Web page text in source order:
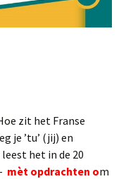
zit het Franse
je ’tu’ (jij) en
leest het in de 20
mèt opdrachten om